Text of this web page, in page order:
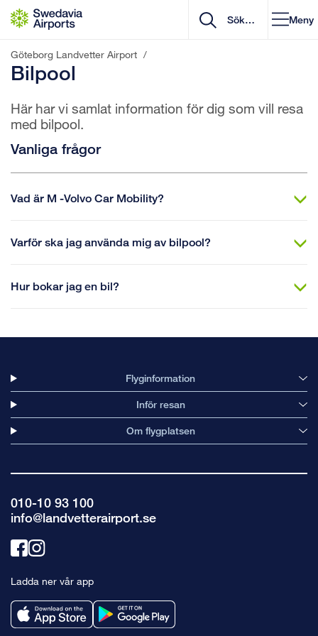
Gå till innehåll
Meny
Göteborg Landvetter Airport /
Bilpool
Här har vi samlat information för dig som vill resa
med bilpool.
Vanliga frågor
Vad är M -Volvo Car Mobility?
Varför ska jag använda mig av bilpool?
Hur bokar jag en bil?
Flyginformation
Inför resan
Om flygplatsen
010-10 93 100
info@landvetterairport.se
Länk
facebook
Länk
instagram
Ladda ner vår app